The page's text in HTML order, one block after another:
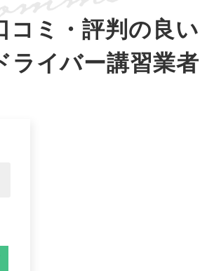
コミ・評判の良い
ライバー講習業者